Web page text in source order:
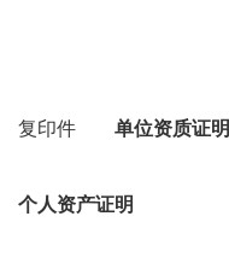
复印件 单位资质证明
个人资产证明